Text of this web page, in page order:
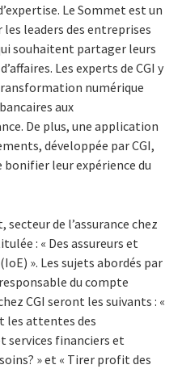
Le Sommet est un
leaders des entreprises
souhaitent partager leurs
Les experts de CGI y
numérique
aux
De plus, une application
développée par CGI,
leur expérience du
de l’assurance chez
: « Des assureurs et
». Les sujets abordés par
du compte
CGI seront les suivants : «
les attentes des
services financiers et
» et « Tirer profit des